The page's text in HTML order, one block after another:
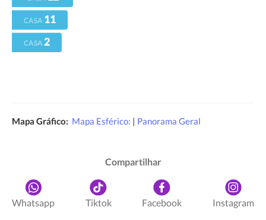
CASA 11
CASA2
Mapa Gráfico: Mapa Esférico: | Panorama Geral
Compartilhar
Whatsapp Tiktok Facebook Instagram